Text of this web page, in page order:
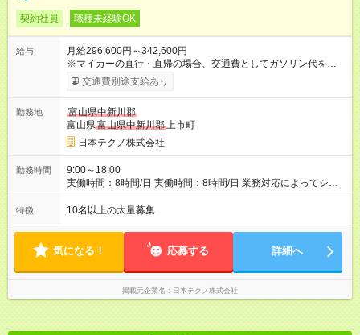
契約社員 職種未経験OK
給与
月給296,600円～342,600円
※マイカーの直行・直帰の場合、交通費としてガソリン代を支給
します。 【試用期間】試用期間あり 試用期間の長さ：3ヶ月 雇
用形態、給与は本採用時と同じです。
交通費別途支給あり
勤務地
富山県中新川郡
富山県富山県中新川郡上市町
日本テクノ株式会社
勤務時間
9:00～18:00
実働時間：8時間/日 実働時間：8時間/日 業務対応によってシフ
ト勤務もあります 勤務状況によっては土日祝日の作業出勤あ
り。 その場合、振替/代休の取得をして頂きます。
特徴 10名以上の大量募集
気になる！ 応募する 詳細へ
掲載元企業名 日本テクノ株式会社